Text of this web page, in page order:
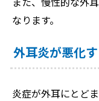
なります。
外耳炎が悪化
炎症が外耳にとど